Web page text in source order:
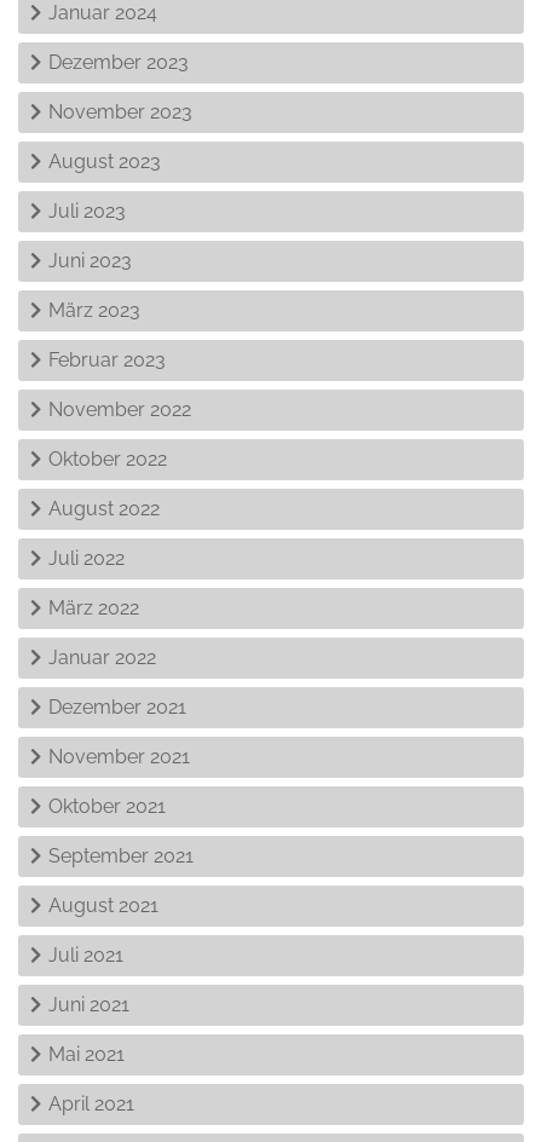
Januar 2024
Dezember 2023
November 2023
August 2023
Juli 2023
Juni 2023
März 2023
Februar 2023
November 2022
Oktober 2022
August 2022
Juli 2022
März 2022
Januar 2022
Dezember 2021
November 2021
Oktober 2021
September 2021
August 2021
Juli 2021
Juni 2021
Mai 2021
April 2021